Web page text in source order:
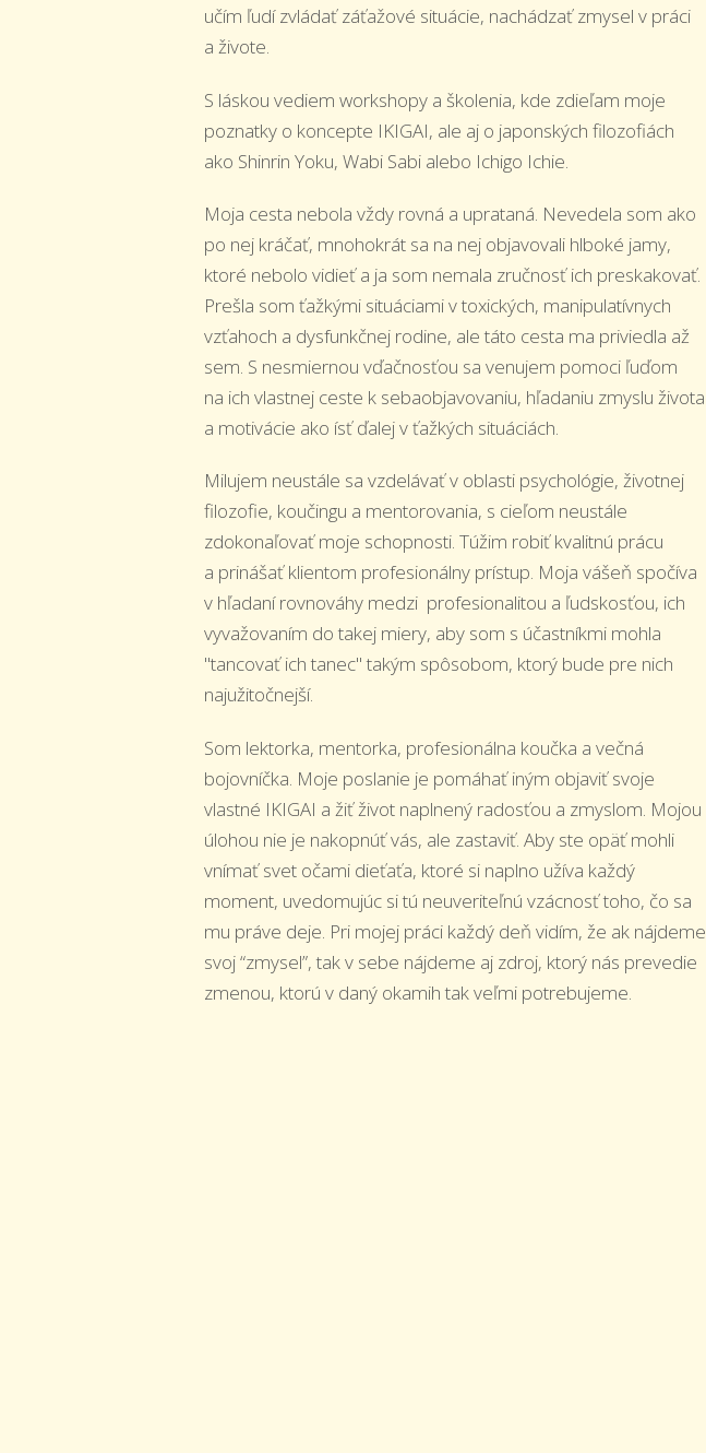
učím ľudí zvládať záťažové situácie, nachádzať zmysel v práci
a živote.
S láskou vediem workshopy a školenia, kde zdieľam moje
poznatky o koncepte IKIGAI, ale aj o japonských filozofiách
ako Shinrin Yoku, Wabi Sabi alebo Ichigo Ichie.
Moja cesta nebola vždy rovná a uprataná. Nevedela som ako
po nej kráčať, mnohokrát sa na nej objavovali hlboké jamy,
ktoré nebolo vidieť a ja som nemala zručnosť ich preskakovať.
Prešla som ťažkými situáciami v toxických, manipulatívnych
vzťahoch a dysfunkčnej rodine, ale táto cesta ma priviedla až
sem. S nesmiernou vďačnosťou sa venujem pomoci ľuďom
na ich vlastnej ceste k sebaobjavovaniu, hľadaniu zmyslu života
a motivácie ako ísť ďalej v ťažkých situáciách.
Milujem neustále sa vzdelávať v oblasti psychológie, životnej
filozofie, koučingu a mentorovania, s cieľom neustále
zdokonaľovať moje schopnosti. Túžim robiť kvalitnú prácu
a prinášať klientom profesionálny prístup. Moja vášeň spočíva
v hľadaní rovnováhy medzi profesionalitou a ľudskosťou, ich
vyvažovaním do takej miery, aby som s účastníkmi mohla
"tancovať ich tanec" takým spôsobom, ktorý bude pre nich
najužitočnejší.
Som lektorka, mentorka, profesionálna koučka a večná
bojovníčka. Moje poslanie je pomáhať iným objaviť svoje
vlastné IKIGAI a žiť život naplnený radosťou a zmyslom. Mojou
úlohou nie je nakopnúť vás, ale zastaviť. Aby ste opäť mohli
vnímať svet očami dieťaťa, ktoré si naplno užíva každý
moment, uvedomujúc si tú neuveriteľnú vzácnosť toho, čo sa
mu práve deje. Pri mojej práci každý deň vidím, že ak nájdeme
svoj “zmysel”, tak v sebe nájdeme aj zdroj, ktorý nás prevedie
zmenou, ktorú v daný okamih tak veľmi potrebujeme.